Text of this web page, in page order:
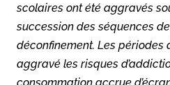
scolaires ont été aggravés
succession des séquences
déconfinement. Les périodes
aggravé les risques